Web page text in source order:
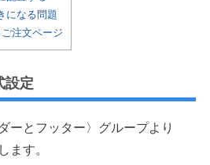
になる問題
注文ページ
設定
ーとフッター〉グループより
ます。